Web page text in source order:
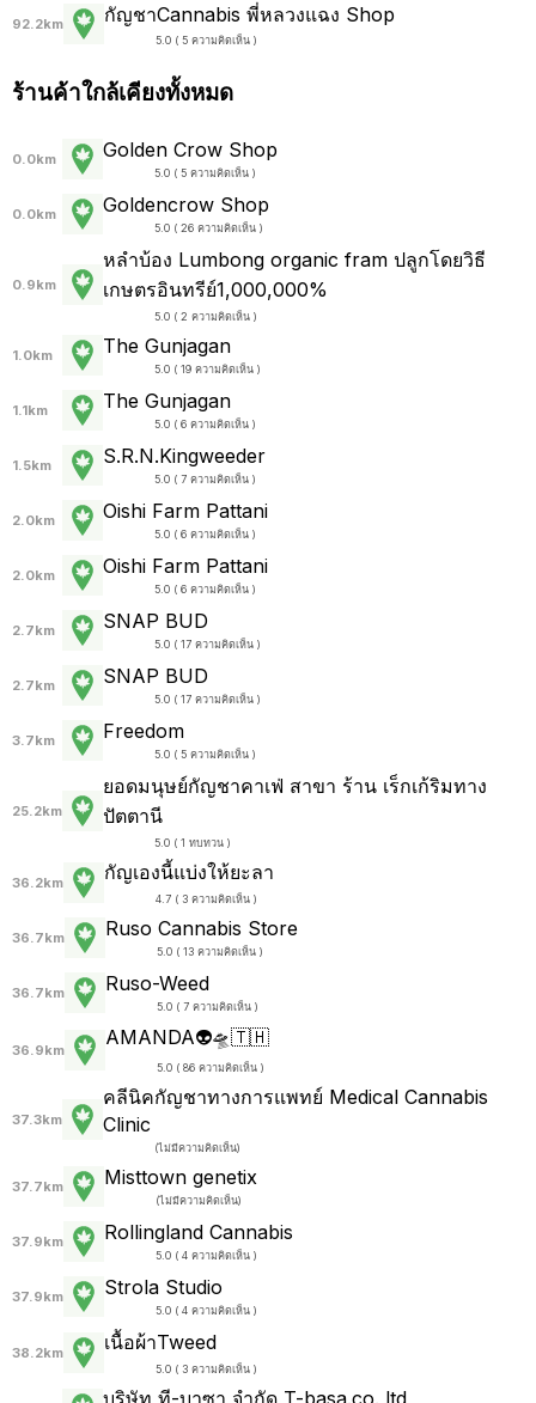
92.2km กัญชาCannabis พี่หลวงแฉง Shop
5.0 ( 5 ความคิดเห็น )
ร้านค้าใกล้เคียงทั้งหมด
0.0km Golden Crow Shop
5.0 ( 5 ความคิดเห็น )
0.0km Goldencrow Shop
5.0 ( 26 ความคิดเห็น )
0.9km
หลำบ้อง Lumbong organic fram ปลูกโดยวิธี
เกษตรอินทรีย์1,000,000%
5.0 ( 2 ความคิดเห็น )
1.0km The Gunjagan
5.0 ( 19 ความคิดเห็น )
1.1km The Gunjagan
5.0 ( 6 ความคิดเห็น )
1.5km S.R.N.Kingweeder
5.0 ( 7 ความคิดเห็น )
2.0km Oishi Farm Pattani
5.0 ( 6 ความคิดเห็น )
2.0km Oishi Farm Pattani
5.0 ( 6 ความคิดเห็น )
2.7km SNAP BUD
5.0 ( 17 ความคิดเห็น )
2.7km SNAP BUD
5.0 ( 17 ความคิดเห็น )
3.7km Freedom
5.0 ( 5 ความคิดเห็น )
25.2km
ยอดมนุษย์กัญชาคาเฟ่ สาขา ร้าน เร็กเก้ริมทาง
ปัตตานี
5.0 ( 1 ทบทวน )
36.2km กัญเองนี้แบ่งให้ยะลา
4.7 ( 3 ความคิดเห็น )
36.7km Ruso Cannabis Store
5.0 ( 13 ความคิดเห็น )
36.7km Ruso-Weed
5.0 ( 7 ความคิดเห็น )
36.9km
AMANDA👽🛸🇹🇭
5.0 ( 86 ความคิดเห็น )
37.3km
คลีนิคกัญชาทางการแพทย์ Medical Cannabis
Clinic
(ไม่มีความคิดเห็น)
37.7km Misttown genetix
(ไม่มีความคิดเห็น)
37.9km Rollingland Cannabis
5.0 ( 4 ความคิดเห็น )
37.9km Strola Studio
5.0 ( 4 ความคิดเห็น )
38.2km เนื้อผ้าTweed
5.0 ( 3 ความคิดเห็น )